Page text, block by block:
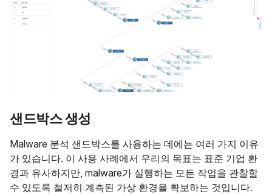
샌드박스 생성
Malware 분석 샌드박스를 사용하는 데에는 여러 가지 이유
가 있습니다. 이 사용 사례에서 우리의 목표는 표준 기업 환
경과 유사하지만, malware가 실행하는 모든 작업을 관찰할
수 있도록 철저히 계측된 가상 환경을 확보하는 것입니다.